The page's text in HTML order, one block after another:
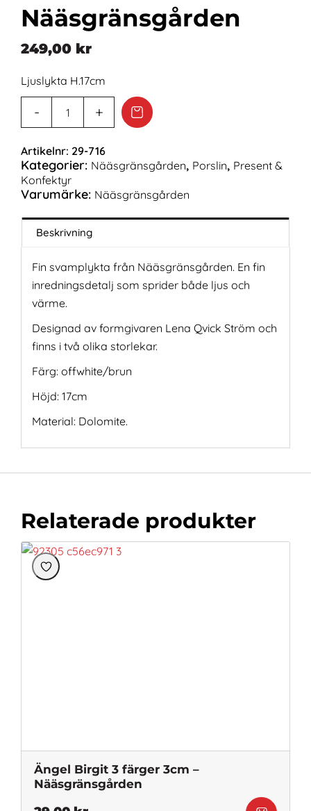
Nääsgränsgården
249,00 kr
Ljuslykta H.17cm
Artikelnr: 29-716
Kategorier: Nääsgränsgården, Porslin, Present &
Konfektyr
Varumärke: Nääsgränsgården
Beskrivning
Fin svamplykta från Nääsgränsgården. En fin
inredningsdetalj som sprider både ljus och
värme.
Designad av formgivaren Lena Qvick Ström och
finns i två olika storlekar.
Färg: offwhite/brun
Höjd: 17cm
Material: Dolomite.
Relaterade produkter
Ängel Birgit 3 färger 3cm –
Nääsgränsgården